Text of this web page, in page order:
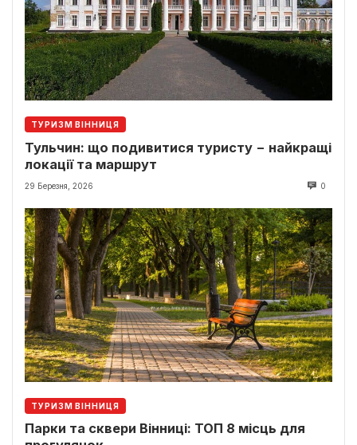
ТУРИЗМ ВІННИЦЯ
Тульчин: що подивитися туристу − найкращі
локації та маршрут
29 Березня, 2026 0
ТУРИЗМ ВІННИЦЯ
Парки та сквери Вінниці: ТОП 8 місць для